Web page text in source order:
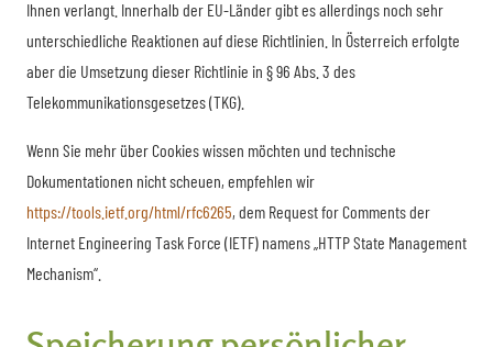
Ihnen verlangt. Innerhalb der EU-Länder gibt es allerdings noch sehr
unterschiedliche Reaktionen auf diese Richtlinien. In Österreich erfolgte
aber die Umsetzung dieser Richtlinie in § 96 Abs. 3 des
Telekommunikationsgesetzes (TKG).
Wenn Sie mehr über Cookies wissen möchten und technische
Dokumentationen nicht scheuen, empfehlen wir
https://tools.ietf.org/html/rfc6265, dem Request for Comments der
Internet Engineering Task Force (IETF) namens „HTTP State Management
Mechanism“.